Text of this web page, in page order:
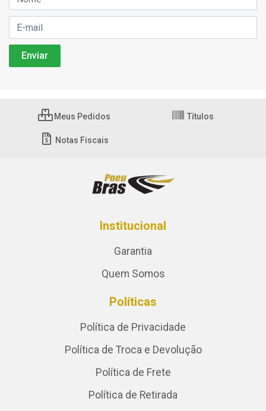
Meus Pedidos Títulos
Notas Fiscais
Institucional
Garantia
Quem Somos
Políticas
Política de Privacidade
Política de Troca e Devolução
Política de Frete
Política de Retirada